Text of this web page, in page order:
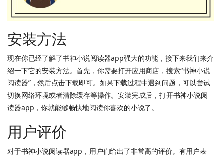
安装方法
现在你已经了解了书神小说阅读器app强大的功能，接下来我们来介
绍一下它的安装方法。首先，你需要打开应用商店，搜索“书神小说
阅读器”，然后点击下载即可。如果下载过程中遇到问题，可以尝试
切换网络环境或者清除缓存等操作。安装完成后，打开书神小说阅
读器app，你就能够畅快地阅读你喜欢的小说了。
用户评价
对于书神小说阅读器app，用户们给出了非常高的评价。有用户表